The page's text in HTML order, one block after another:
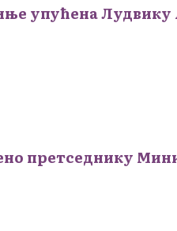
упућена Лудвику
претседнику